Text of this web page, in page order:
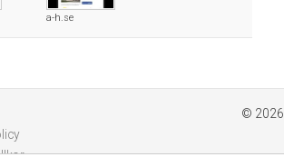
a-h.se
© 2026